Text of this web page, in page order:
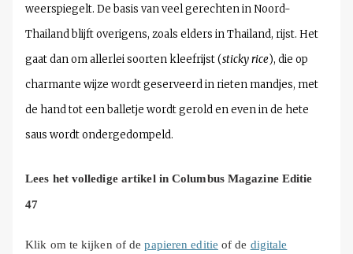
weerspiegelt. De basis van veel gerechten in Noord-
Thailand blijft overigens, zoals elders in Thailand, rijst. Het
gaat dan om allerlei soorten kleefrijst (sticky rice), die op
charmante wijze wordt geserveerd in rieten mandjes, met
de hand tot een balletje wordt gerold en even in de hete
saus wordt ondergedompeld.
Lees het volledige artikel in Columbus Magazine Editie
47
Klik om te kijken of depapieren editie of de digitale